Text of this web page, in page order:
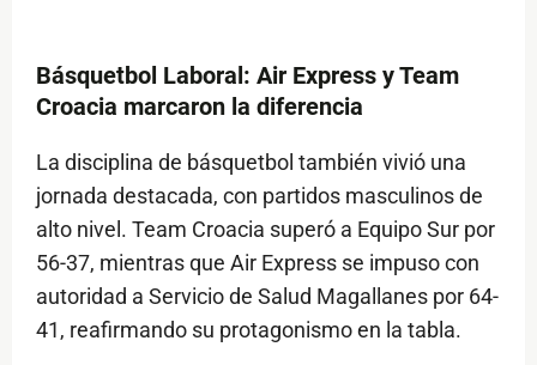
Básquetbol Laboral: Air Express y Team
Croacia marcaron la diferencia
La disciplina de básquetbol también vivió una
jornada destacada, con partidos masculinos de
alto nivel. Team Croacia superó a Equipo Sur por
56-37, mientras que Air Express se impuso con
autoridad a Servicio de Salud Magallanes por 64-
41, reafirmando su protagonismo en la tabla.